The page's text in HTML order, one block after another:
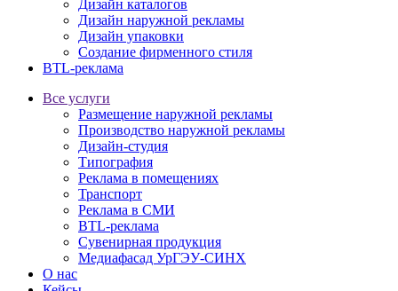
Дизайн каталогов
Дизайн наружной рекламы
Дизайн упаковки
Создание фирменного стиля
BTL-реклама
Все услуги
Размещение наружной рекламы
Производство наружной рекламы
Дизайн-студия
Типография
Реклама в помещениях
Транспорт
Реклама в СМИ
BTL-реклама
Сувенирная продукция
Медиафасад УрГЭУ-СИНХ
О нас